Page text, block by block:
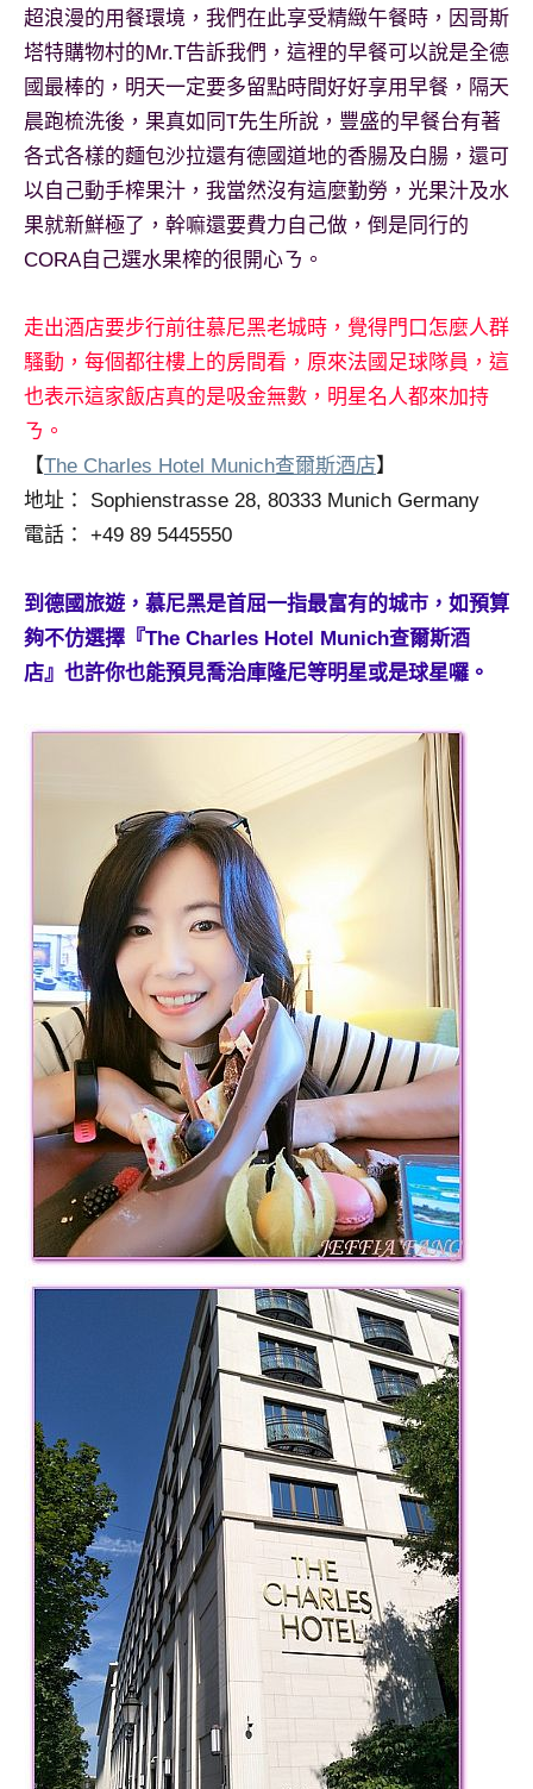
超浪漫的用餐環境，我們在此享受精緻午餐時，因哥斯
塔特購物村的Mr.T告訴我們，這裡的早餐可以說是全德
國最棒的，明天一定要多留點時間好好享用早餐，隔天
晨跑梳洗後，果真如同T先生所說，豐盛的早餐台有著
各式各樣的麵包沙拉還有德國道地的香腸及白腸，還可
以自己動手榨果汁，我當然沒有這麼勤勞，光果汁及水
果就新鮮極了，幹嘛還要費力自己做，倒是同行的
CORA自己選水果榨的很開心ㄋ。
走出酒店要步行前往慕尼黑老城時，覺得門口怎麼人群
騷動，每個都往樓上的房間看，原來法國足球隊員，這
也表示這家飯店真的是吸金無數，明星名人都來加持
ㄋ。
【The Charles Hotel Munich查爾斯酒店】
地址： Sophienstrasse 28, 80333 Munich Germany
電話： +49 89 5445550
到德國旅遊，慕尼黑是首屈一指最富有的城市，如預算
夠不仿選擇『The Charles Hotel Munich查爾斯酒
店』也許你也能預見喬治庫隆尼等明星或是球星囉。